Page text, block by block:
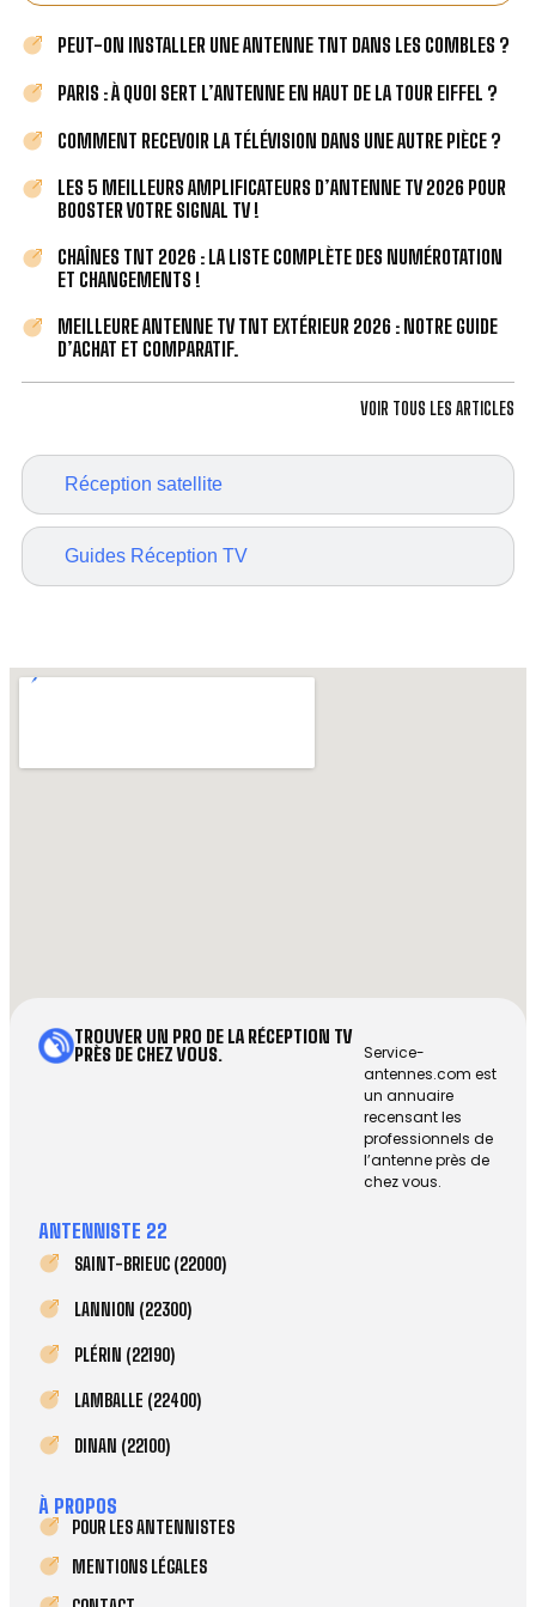
Réception satellite
Guides Réception TV
PEUT-ON INSTALLER UNE ANTENNE TNT DANS LES COMBLES ?
PARIS : À QUOI SERT L’ANTENNE EN HAUT DE LA TOUR EIFFEL ?
COMMENT RECEVOIR LA TÉLÉVISION DANS UNE AUTRE PIÈCE ?
LES 5 MEILLEURS AMPLIFICATEURS D’ANTENNE TV 2026 POUR
BOOSTER VOTRE SIGNAL TV !
CHAÎNES TNT 2026 : LA LISTE COMPLÈTE DES NUMÉROTATION
ET CHANGEMENTS !
MEILLEURE ANTENNE TV TNT EXTÉRIEUR 2026 : NOTRE GUIDE
D’ACHAT ET COMPARATIF.
VOIR TOUS LES ARTICLES
TROUVER UN PRO DE LA RÉCEPTION TV
PRÈS DE CHEZ VOUS.
Service-
antennes.com est
un annuaire
recensant les
professionnels de
l’antenne près de
chez vous.
ANTENNISTE 22
SAINT-BRIEUC (22000)
LANNION (22300)
PLÉRIN (22190)
LAMBALLE (22400)
DINAN (22100)
À PROPOS
POUR LES ANTENNISTES
MENTIONS LÉGALES